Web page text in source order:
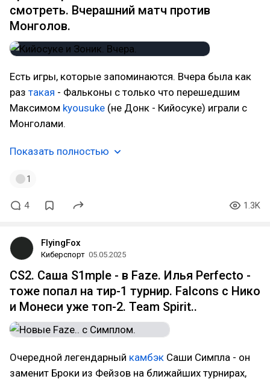
смотреть. Вчерашний матч против
Монголов.
Есть игры, которые запоминаются. Вчера была как
раз такая - Фальконы с только что перешедшим
Максимом kyousuke (не Донк - Кийосуке) играли с
Монголами.
Показать полностью
1
4 1.3K
FlyingFox
Киберспорт 05.05.2025
CS2. Саша S1mple - в Faze. Илья Perfecto -
тоже попал на тир-1 турнир. Falcons с Нико
и Монеси уже топ-2. Team Spirit..
Очередной легендарный камбэк Саши Симпла - он
заменит Броки из Фейзов на ближайших турнирах,